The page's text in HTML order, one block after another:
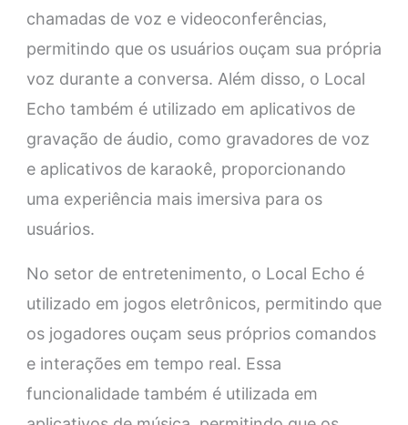
chamadas de voz e videoconferências,
permitindo que os usuários ouçam sua própria
voz durante a conversa. Além disso, o Local
Echo também é utilizado em aplicativos de
gravação de áudio, como gravadores de voz
e aplicativos de karaokê, proporcionando
uma experiência mais imersiva para os
usuários.
No setor de entretenimento, o Local Echo é
utilizado em jogos eletrônicos, permitindo que
os jogadores ouçam seus próprios comandos
e interações em tempo real. Essa
funcionalidade também é utilizada em